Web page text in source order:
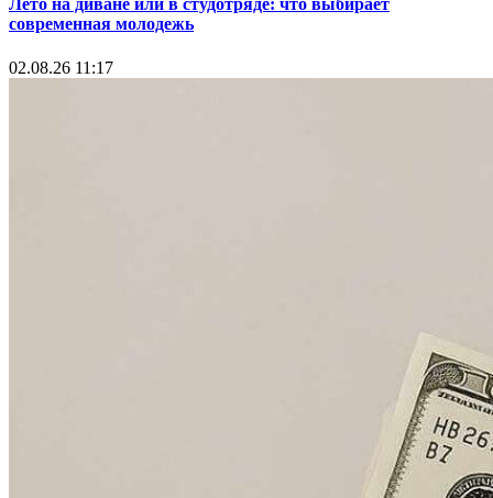
Лето на диване или в студотряде: что выбирает
современная молодежь
02.08.26 11:17